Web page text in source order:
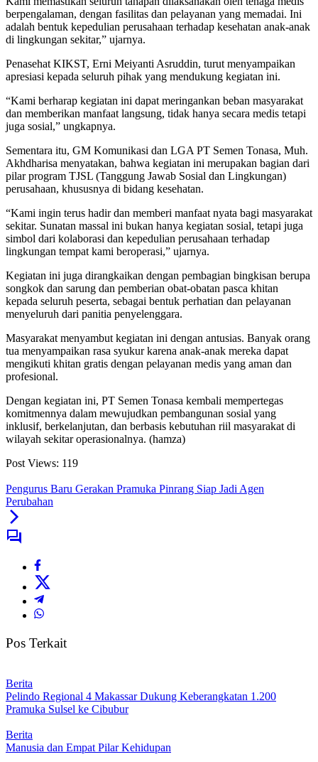
berpengalaman, dengan fasilitas dan pelayanan yang memadai. Ini
adalah bentuk kepedulian perusahaan terhadap kesehatan anak-anak
di lingkungan sekitar,” ujarnya.
Penasehat KIKST, Erni Meiyanti Asruddin, turut menyampaikan
apresiasi kepada seluruh pihak yang mendukung kegiatan ini.
“Kami berharap kegiatan ini dapat meringankan beban masyarakat
dan memberikan manfaat langsung, tidak hanya secara medis tetapi
juga sosial,” ungkapnya.
Sementara itu, GM Komunikasi dan LGA PT Semen Tonasa, Muh.
Akhdharisa menyatakan, bahwa kegiatan ini merupakan bagian dari
pilar program TJSL (Tanggung Jawab Sosial dan Lingkungan)
perusahaan, khususnya di bidang kesehatan.
“Kami ingin terus hadir dan memberi manfaat nyata bagi masyarakat
sekitar. Sunatan massal ini bukan hanya kegiatan sosial, tetapi juga
simbol dari kolaborasi dan kepedulian perusahaan terhadap
lingkungan tempat kami beroperasi,” ujarnya.
Kegiatan ini juga dirangkaikan dengan pembagian bingkisan berupa
songkok dan sarung dan pemberian obat-obatan pasca khitan
kepada seluruh peserta, sebagai bentuk perhatian dan pelayanan
menyeluruh dari panitia penyelenggara.
Masyarakat menyambut kegiatan ini dengan antusias. Banyak orang
tua menyampaikan rasa syukur karena anak-anak mereka dapat
mengikuti khitan gratis dengan pelayanan medis yang aman dan
profesional.
Dengan kegiatan ini, PT Semen Tonasa kembali mempertegas
komitmennya dalam mewujudkan pembangunan sosial yang
inklusif, berkelanjutan, dan berbasis kebutuhan riil masyarakat di
wilayah sekitar operasionalnya. (hamza)
Post Views: 119
Pengurus Baru Gerakan Pramuka Pinrang Siap Jadi Agen
Perubahan
Pos Terkait
Berita
Pelindo Regional 4 Makassar Dukung Keberangkatan 1.200
Pramuka Sulsel ke Cibubur
Berita
Manusia dan Empat Pilar Kehidupan